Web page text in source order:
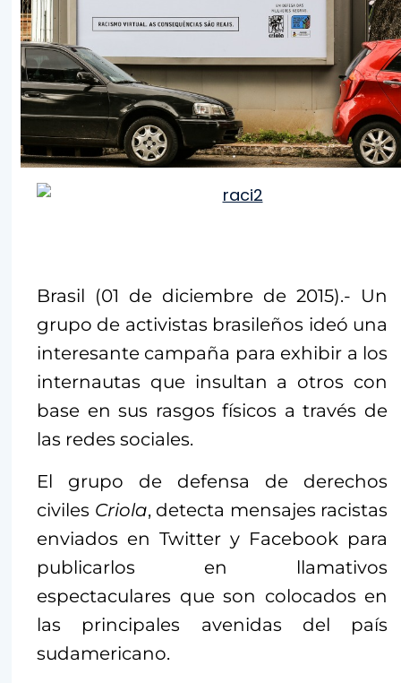
Brasil (01 de diciembre de 2015).- Un
grupo de activistas brasileños ideó una
interesante campaña para exhibir a los
internautas que insultan a otros con
base en sus rasgos físicos a través de
las redes sociales.
El grupo de defensa de derechos
civiles Criola, detecta mensajes racistas
enviados en Twitter y Facebook para
publicarlos en llamativos
espectaculares que son colocados en
las principales avenidas del país
sudamericano.